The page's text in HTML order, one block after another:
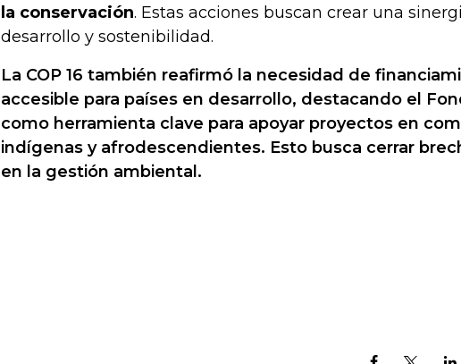
la conservación. Estas acciones buscan crear una
desarrollo y sostenibilidad.
La COP 16 también reafirmó la necesidad de
accesible para países en desarrollo, destacando el
como herramienta clave para apoyar proyectos en
indígenas y afrodescendientes. Esto busca cerrar
en la gestión ambiental.